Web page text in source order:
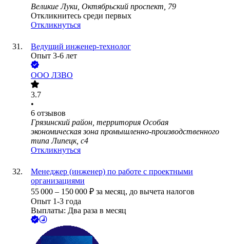
Великие Луки, Октябрьский проспект, 79
Откликнитесь среди первых
Откликнуться
Ведущий инженер-технолог
Опыт 3-6 лет
ООО ЛЗВО
3.7
•
6 отзывов
Грязинский район, территория Особая
экономическая зона промышленно-производственного
типа Липецк, с4
Откликнуться
Менеджер (инженер) по работе с проектными
организациями
55 000 – 150 000 ₽ за месяц, до вычета налогов
Опыт 1-3 года
Выплаты: Два раза в месяц